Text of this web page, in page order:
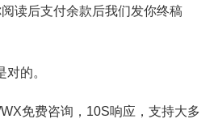
读后支付余款后我们发你终稿
的。
免费咨询，10S响应，支持大多